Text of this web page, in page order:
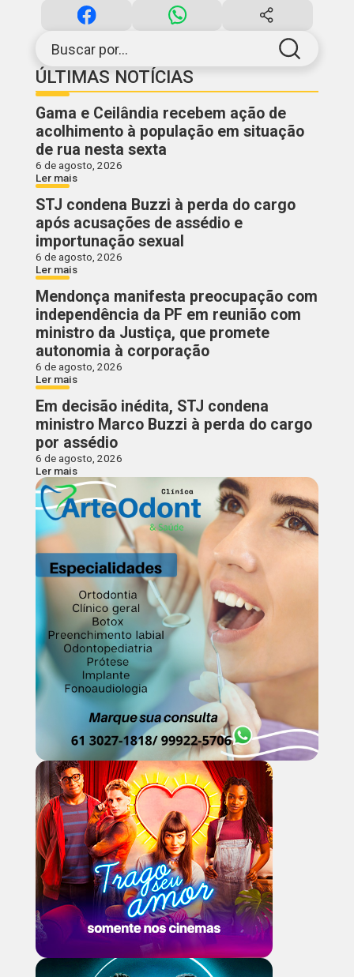
Buscar por...
ÚLTIMAS NOTÍCIAS
Gama e Ceilândia recebem ação de
acolhimento à população em situação
de rua nesta sexta
6 de agosto, 2026
Ler mais
STJ condena Buzzi à perda do cargo
após acusações de assédio e
importunação sexual
6 de agosto, 2026
Ler mais
Mendonça manifesta preocupação com
independência da PF em reunião com
ministro da Justiça, que promete
autonomia à corporação
6 de agosto, 2026
Ler mais
Em decisão inédita, STJ condena
ministro Marco Buzzi à perda do cargo
por assédio
6 de agosto, 2026
Ler mais